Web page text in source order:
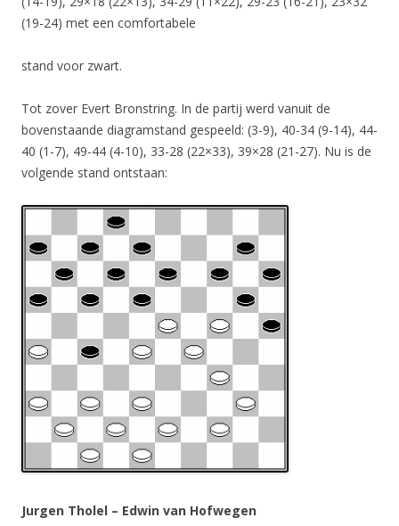
(19-24) met een comfortabele
stand voor zwart.
Tot zover Evert Bronstring. In de partij werd vanuit de
bovenstaande diagramstand gespeeld: (3-9), 40-34 (9-14), 44-
40 (1-7), 49-44 (4-10), 33-28 (22×33), 39×28 (21-27). Nu is de
volgende stand ontstaan:
Jurgen Tholel – Edwin van Hofwegen